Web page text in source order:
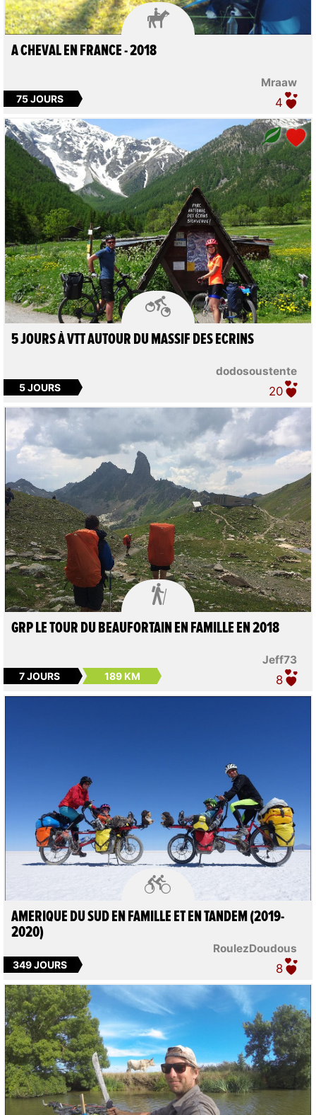

Mraaw
A CHEVAL EN FRANCE - 2018
75 JOURS 4

dodosoustente
5 JOURS À VTT AUTOUR DU MASSIF DES ECRINS
5 JOURS 20

Jeff73
GRP LE TOUR DU BEAUFORTAIN EN FAMILLE EN 2018
7 JOURS 189 KM 8

RoulezDoudous
AMERIQUE DU SUD EN FAMILLE ET EN TANDEM (2019-
2020)
349 JOURS 8